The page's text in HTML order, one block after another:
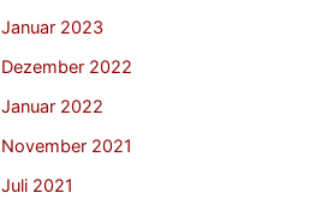
Januar 2023
Dezember 2022
Januar 2022
November 2021
Juli 2021